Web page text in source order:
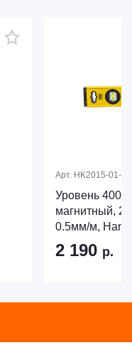
Арт. HK2015-01-
Уровень 400
магнитный, 2
0.5мм/м,
2 190 р.